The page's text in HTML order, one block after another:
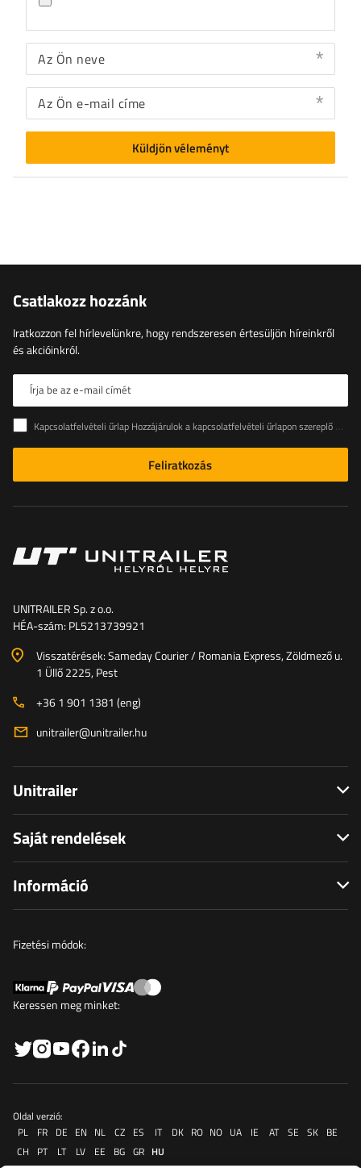
Az Ön neve
Az Ön e-mail címe
Küldjön véleményt
Csatlakozz hozzánk
Iratkozzon fel hírlevelünkre, hogy rendszeresen értesüljön híreinkről
és akcióinkról.
Írja be az e-mail címét
Kapcsolatfelvételi űrlap Hozzájárulok a kapcsolatfelvételi űrlapon szereplő személyes adataimnak az Európai Parlament és a Tanács (EU) rendeletével összhangban történő kezeléséhez
Feliratkozás
UNITRAILER Sp. z o.o.
HÉA-szám: PL5213739921
Visszatérések: Sameday Courier / Romania Express, Zöldmező u.
1 Üllő 2225, Pest
+36 1 901 1381 (eng)
unitrailer@unitrailer.hu
Unitrailer
Saját rendelések
Információ
Fizetési módok:
Keressen meg minket:
Oldal verzió:
PL
FR DE EN NL CZ ES IT DK RO NO UA IE AT SE SK BE
CH
PT LT LV EE BG GR HU